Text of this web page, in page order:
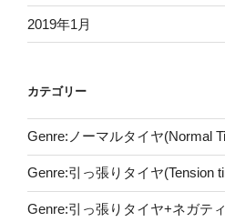
2019年1月
カテゴリー
Genre:ノーマルタイヤ(Normal
Genre:引っ張りタイヤ(Tension
Genre:引っ張りタイヤ+ネガテ